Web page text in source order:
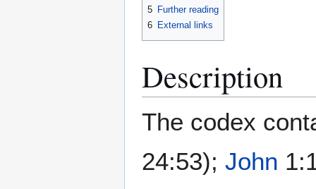
5 Further reading
6 External links
Description
The codex
24:53); John